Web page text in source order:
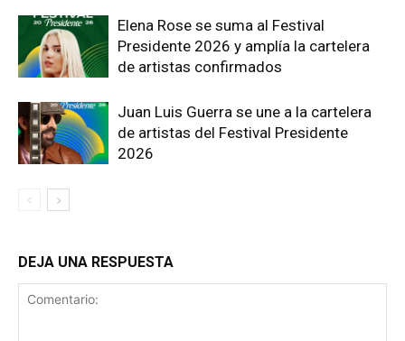
Elena Rose se suma al Festival
Presidente 2026 y amplía la cartelera
de artistas confirmados
Juan Luis Guerra se une a la cartelera
de artistas del Festival Presidente
2026
DEJA UNA RESPUESTA